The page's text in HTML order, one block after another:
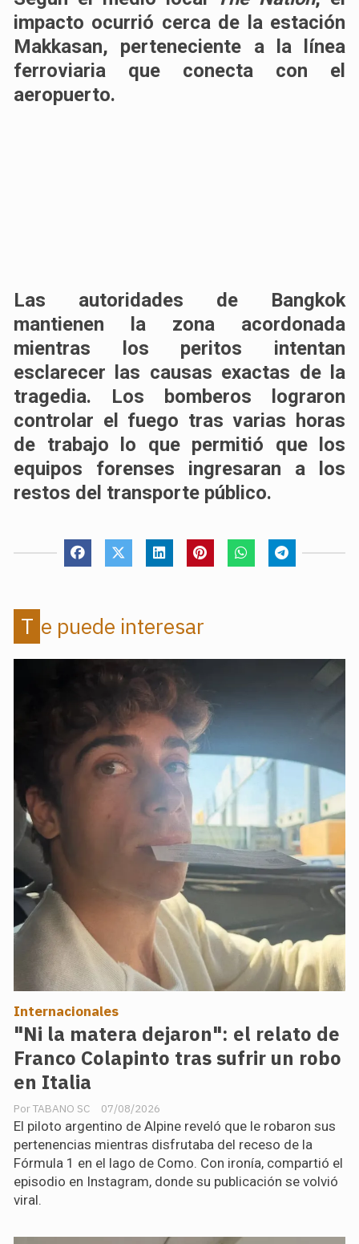
impacto ocurrió cerca de la estación
Makkasan, perteneciente a la línea
ferroviaria que conecta con el
aeropuerto.
Las autoridades de Bangkok
mantienen la zona acordonada
mientras los peritos intentan
esclarecer las causas exactas de la
tragedia. Los bomberos lograron
controlar el fuego tras varias horas
de trabajo lo que permitió que los
equipos forenses ingresaran a los
restos del transporte público.
Te puede interesar
"Ni la matera dejaron": el relato de
Franco Colapinto tras sufrir un robo
en Italia
TABANO SC
Internacionales
07/08/2026
El piloto argentino de Alpine reveló que le robaron sus
pertenencias mientras disfrutaba del receso de la
Fórmula 1 en el lago de Como. Con ironía, compartió el
episodio en Instagram, donde su publicación se volvió
viral.